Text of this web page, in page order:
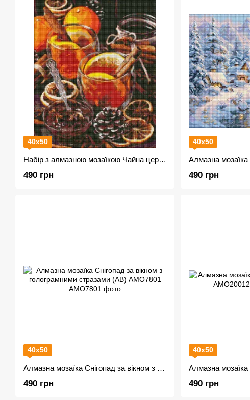
40х50
Набір з алмазною мозаїкою Чайна церемонія AMO7436
490 грн
40х50
490 грн
40х50
Алмазна мозаїка Снігопад за вікном з голограмними стразами (AB) AMO7801
490 грн
40х50
490 грн